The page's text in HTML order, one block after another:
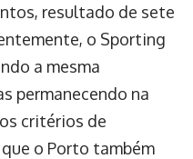
resultado de sete
o Sporting
a mesma
permanecendo na
critérios de
o Porto também